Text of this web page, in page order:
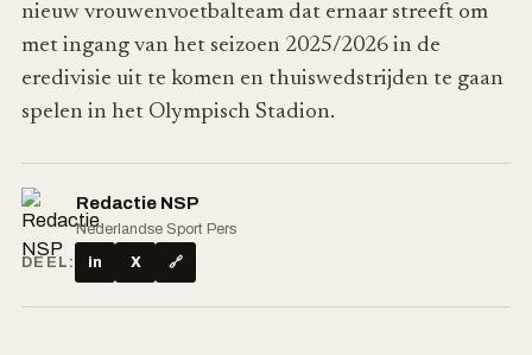
nieuw vrouwenvoetbalteam dat ernaar streeft om
met ingang van het seizoen 2025/2026 in de
eredivisie uit te komen en thuiswedstrijden te gaan
spelen in het Olympisch Stadion.
Redactie NSP
Nederlandse Sport Pers
DEEL:
in X 🔗